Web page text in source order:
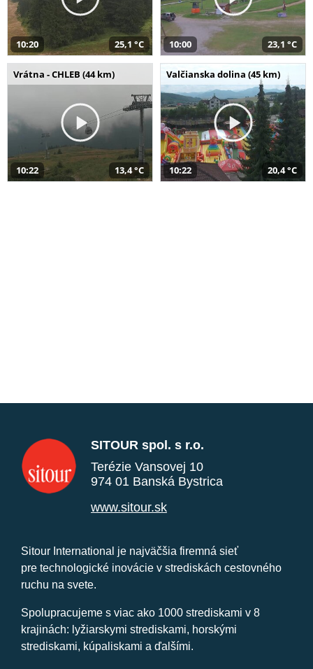
10:20 25,1 °C 10:00 23,1 °C
Vrátna - CHLEB (44 km)
10:22 13,4 °C
Valčianska dolina (45 km)
10:22 20,4 °C
SITOUR spol. s r.o.
Terézie Vansovej 10
974 01 Banská Bystrica
www.sitour.sk
Sitour International je najväčšia firemná sieť
pre technologické inovácie v strediskách cestovného
ruchu na svete.
Spolupracujeme s viac ako 1000 strediskami v 8
krajinách: lyžiarskymi strediskami, horskými
strediskami, kúpaliskami a ďalšími.